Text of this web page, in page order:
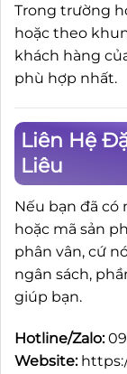
Trong trường
hoặc theo
khách hàng
phù hợp nhất.
Liên Hệ
Liêu
Nếu bạn đã có
hoặc mã sản
phân vân, cứ
ngân sách,
giúp bạn.
Hotline/Zalo:
Website: